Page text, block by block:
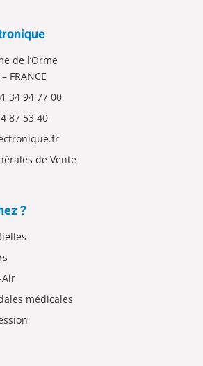
de l’Orme
FRANCE
34 94 77 00
87 53 40
de Vente
?
Air
médicales